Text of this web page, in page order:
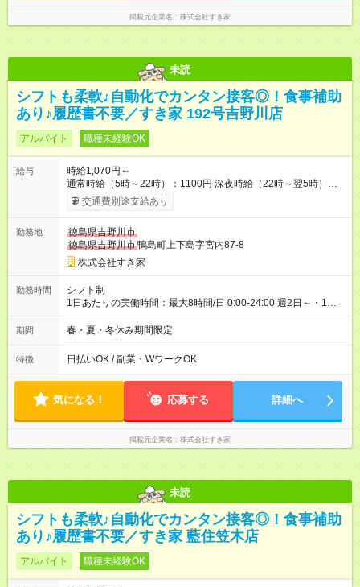
掲載元企業名 株式会社すき家
未読
シフトも柔軟♪自動化でカンタン接客◎！食事補助
あり♪履歴書不要／すき家 192号吉野川店
アルバイト 職種未経験OK
給与
時給1,070円～
通常時給（5時～22時）：1100円 深夜時給（22時～翌5時）：
1375円 高校生時給：1070円 【特別手当】早朝手当（5：00-9：
00）時給+150円 【試用期間】試用期間あり 試用期間の長さ：1
30日（※条件変更なし）ですが、切り上げで一ヶ月とさせてい
ただきます。 研修制度あり：15時間(研修中も同時給）
交通費別途支給あり
勤務地
徳島県吉野川市
徳島県吉野川市鴨島町上下島字宮内87-8
株式会社すき家
勤務時間
シフト制
1日あたりの実働時間：最大8時間/日 0:00-24:00 週2日～・1日
2h～OK ＜シフト例＞ 〇朝帯 5:00-9:00 〇昼帯 9:00-14:00 〇午
後帯 14:00-18:00 〇夜帯 18:00-22:00 〇深夜帯 22:00-翌5:00 基
ます♪
期間 春・夏・冬休み期間限定
特徴 日払いOK / 副業・WワークOK
気になる！ 応募する 詳細へ
掲載元企業名 株式会社すき家
未読
シフトも柔軟♪自動化でカンタン接客◎！食事補助
あり♪履歴書不要／すき家 藍住笠木店
アルバイト 職種未経験OK